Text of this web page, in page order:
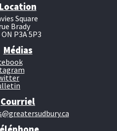
Location
Square
Brady
P3A 5P3
Médias
Courriel